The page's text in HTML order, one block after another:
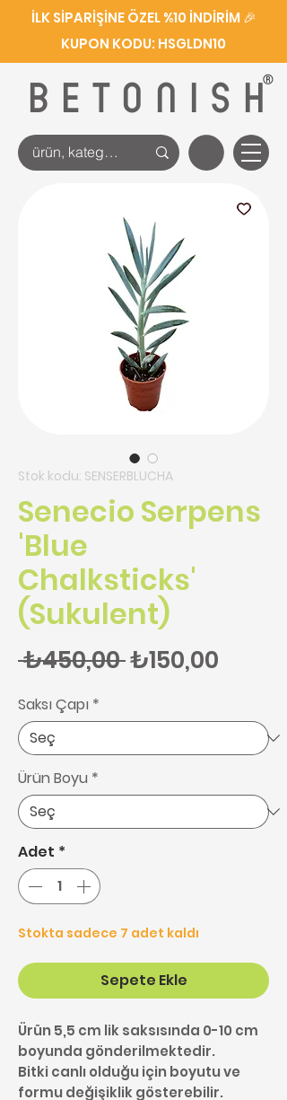
BETONISH
®
İLK SİPARİŞİNE ÖZEL %10 İNDİRİM 🎉
KUPON KODU: HSGLDN10
Stok kodu: SENSERBLUCHA
Senecio Serpens
'Blue
Chalksticks'
(Sukulent)
₺450,00 Normal Fiyat
₺150,00
Saksı Çapı *
Ürün Boyu *
Adet *
Stokta sadece 7 adet kaldı
Sepete Ekle
Ürün 5,5 cm lik saksısında 0-10 cm
boyunda gönderilmektedir.
Bitki canlı olduğu için boyutu ve
formu değişiklik gösterebilir.